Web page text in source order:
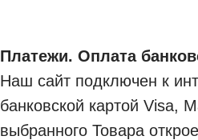
Платежи. Оплата
Наш сайт подключен к
банковской картой Visa,
выбранного Товара